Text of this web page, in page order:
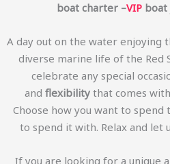
boat charter –VIP boat
A day out on the water enjoying
diverse marine life of the Red
celebrate any special
and flexibilitythat comes
Choose how you want to spend
to spend it with. Relax and let
If you are looking for a unique